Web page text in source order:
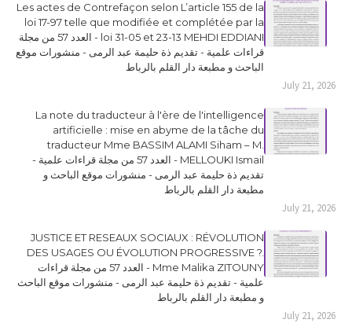
Les actes de Contrefaçon selon L’article 155 de la
loi 17-97 telle que modifiée et complétée par la
loi 31-05 et 23-13 MEHDI EDDIANI - العدد 57 من مجلة
قراءات علمية - تقديم ذة حليمة عبد الرمى - منشورات موقع
الباحث و مطبعة دار القلم بالرباط
July 21, 2026
La note du traducteur à l'ère de l'intelligence
artificielle : mise en abyme de la tâche du
traducteur Mme BASSIM ALAMI Siham – M.
MELLOUKI Ismail - العدد 57 من مجلة قراءات علمية -
تقديم ذة حليمة عبد الرمى - منشورات موقع الباحث و
مطبعة دار القلم بالرباط
July 21, 2026
JUSTICE ET RESEAUX SOCIAUX : RÉVOLUTION
DES USAGES OU ÉVOLUTION PROGRESSIVE ?.
Mme Malika ZITOUNY - العدد 57 من مجلة قراءات
علمية - تقديم ذة حليمة عبد الرمى - منشورات موقع الباحث
و مطبعة دار القلم بالرباط
July 21, 2026